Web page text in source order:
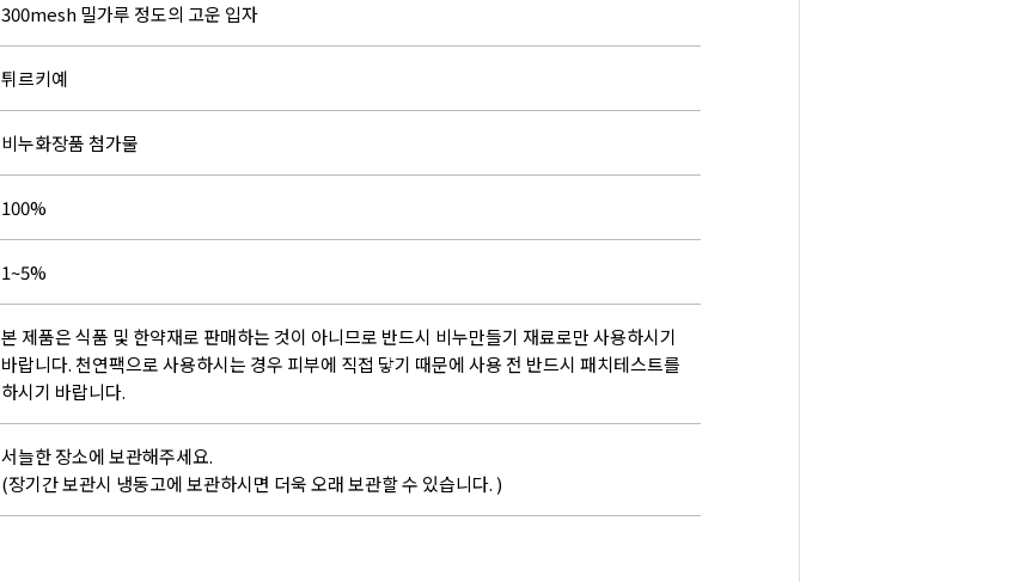
300mesh 밀가루 정도의 고운 입자
튀르키예
비누화장품 첨가물
100%
1~5%
본 제품은 식품 및 한약재로 판매하는 것이 아니므로 반드시 비누만들기 재료로만 사용하시기
바랍니다. 천연팩으로 사용하시는 경우 피부에 직접 닿기 때문에 사용 전 반드시 패치테스트를
하시기 바랍니다.
서늘한 장소에 보관해주세요.
(장기간 보관시 냉동고에 보관하시면 더욱 오래 보관할 수 있습니다. )